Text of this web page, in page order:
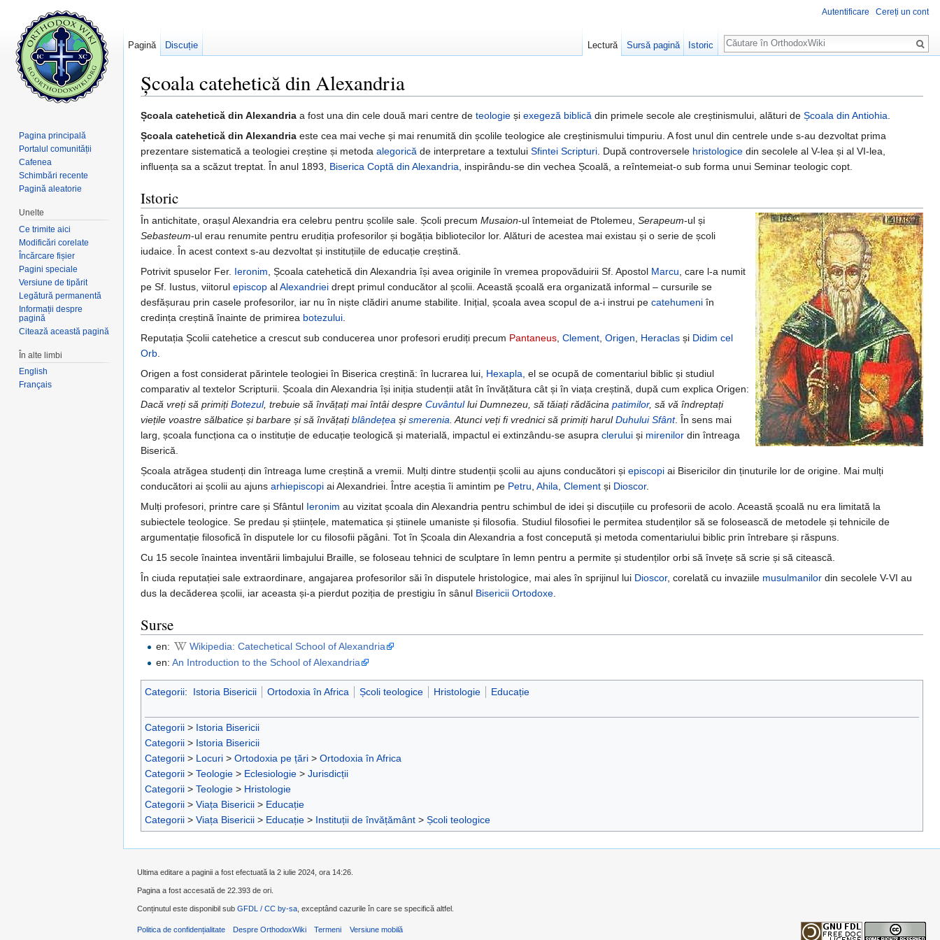
Școala catehetică din Alexandria
Școala catehetică din Alexandria a fost una din cele două mari centre de teologie și exegeză biblică din primele secole ale creștinismului, alături de Școala din Antiohia.
Școala catehetică din Alexandria este cea mai veche și mai renumită din școlile teologice ale creștinismului timpuriu. A fost unul din centrele unde s-au dezvoltat prima
prezentare sistematică a teologiei creștine și metoda alegorică de interpretare a textului Sfintei Scripturi. După controversele hristologice din secolele al V-lea și al VI-lea,
influența sa a scăzut treptat. În anul 1893, Biserica Coptă din Alexandria, inspirându-se din vechea Școală, a reîntemeiat-o sub forma unui Seminar teologic copt.
Istoric
În antichitate, orașul Alexandria era celebru pentru școlile sale. Școli precum Musaion-ul întemeiat de Ptolemeu, Serapeum-ul și
Sebasteum-ul erau renumite pentru erudiția profesorilor și bogăția bibliotecilor lor. Alături de acestea mai existau și o serie de școli
iudaice. În acest context s-au dezvoltat și instituțiile de educație creștină.
Potrivit spuselor Fer. Ieronim , Școala catehetică din Alexandria își avea originile în vremea propovăduirii Sf. Apostol Marcu , care l-a numit
pe Sf. Iustus, viitorul episcop alAlexandriei drept primul conducător al școlii. Această școală era organizată informal – cursurile se
desfășurau prin casele profesorilor, iar nu în niște clădiri anume stabilite. Inițial, școala avea scopul de a-i instrui pe catehumeni în
credința creștină înainte de primirea botezului
Reputația Școlii catehetice a crescut sub conducerea unor profesori erudiți precum Pantaneus Clement Origen Heraclas și Didim cel
Orb
Origen a fost considerat părintele teologiei în Biserica creștină: în lucrarea lui, Hexapla , el se ocupă de comentariul biblic și studiul
comparativ al textelor Scripturii. Școala din Alexandria își iniția studenții atât în învățătura cât și în viața creștină, după cum explica Origen:
Dacă vreți să primițiBotezul, trebuie să învățați mai întâi despre Cuvântullui Dumnezeu, să tăiați rădăcina patimilor, să vă îndreptați
viețile voastre sălbatice și barbare și să învățațiblândețea șismerenia . Atunci veți fi vrednici să primiți harulDuhului Sfânt. În sens mai
larg, școala funcționa ca o instituție de educație teologică și materială, impactul ei extinzându-se asupra clerului și mirenilor din întreaga
Biserică.
Școala atrăgea studenți din întreaga lume creștină a vremii. Mulți dintre studenții școlii au ajuns conducători și episcopi ai Bisericilor din ținuturile lor de origine. Mai mulți
conducători ai școlii au ajuns arhiepiscopi ai Alexandriei. Între aceștia îi amintim pe Petru Ahila Clement și Dioscor.
Mulți profesori, printre care și Sfântul Ieronim au vizitat școala din Alexandria pentru schimbul de idei și discuțiile cu profesorii de acolo. Această școală nu era limitată la
subiectele teologice. Se predau și științele, matematica și știinele umaniste și filosofia. Studiul filosofiei le permitea studenților să se folosească de metodele și tehnicile de
argumentație filosofică în disputele lor cu filosofii păgâni. Tot în Școala din Alexandria a fost concepută și metoda comentariului biblic prin întrebare și răspuns.
Cu 15 secole înaintea inventării limbajului Braille, se foloseau tehnici de sculptare în lemn pentru a permite și studenților orbi să învețe să scrie și să citească.
În ciuda reputației sale extraordinare, angajarea profesorilor săi în disputele hristologice, mai ales în sprijinul lui Dioscor, corelată cu invaziile musulmanilor din secolele V-VI au
dus la decăderea școlii, iar aceasta și-a pierdut poziția de prestigiu în sânul Bisericii Ortodoxe
Surse
en:
Wikipedia: Catechetical School of Alexandria
en:An Introduction to the School of Alexandria
Categorii: Istoria Bisericii Ortodoxia în Africa Școli teologice Hristologie Educație
Categorii > Istoria Bisericii
Categorii > Istoria Bisericii
Categorii > Locuri > Ortodoxia pe țări > Ortodoxia în Africa
Categorii > Teologie > Eclesiologie > Jurisdicții
Categorii > Teologie > Hristologie
Categorii > Viața Bisericii > Educație
Categorii > Viața Bisericii > Educație > Instituții de învățământ > Școli teologice
Autentificare Cereți un cont
Pagină Discuție Lectură Sursă pagină Istoric
Căutare
Pagina principală
Portalul comunității
Cafenea
Schimbări recente
Pagină aleatorie
Unelte
Ce trimite aici
Modificări corelate
Încărcare fișier
Pagini speciale
Versiune de tipărit
Legătură permanentă
Informații despre
pagină
Citează această pagină
În alte limbi
English
Français
Ultima editare a paginii a fost efectuată la 2 iulie 2024, ora 14:26.
Pagina a fost accesată de 22.393 de ori.
Conținutul este disponibil sub GFDL / CC by-sa , exceptând cazurile în care se specifică altfel.
Politica de confidențialitate Despre OrthodoxWiki Termeni Versiune mobilă